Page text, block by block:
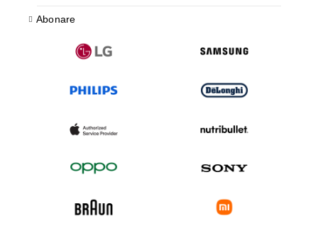
Abonare